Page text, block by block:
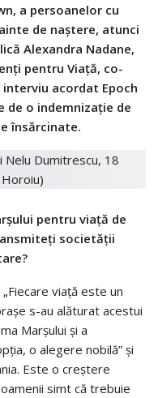
a persoanelor cu
de naştere, atunci
Alexandra Nadane,
pentru Viaţă, co-
acordat Epoch
de o indemnizaţie de
însărcinate.
pentru viaţă de
societăţii
viaţă este un
s-au alăturat acestui
Marşului şi a
o alegere nobilă” şi
Este o creştere
simt că trebuie